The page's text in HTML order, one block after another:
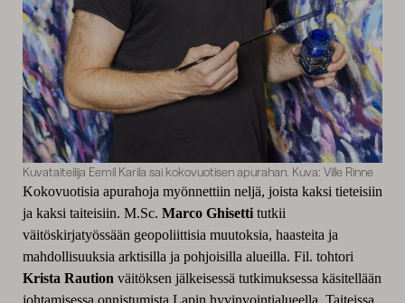
Kuvataiteilija Eemil Karila sai kokovuotisen apurahan. Kuva: Ville Rinne
Kokovuotisia apurahoja myönnettiin neljä, joista kaksi tieteisiin
ja kaksi taiteisiin. M.Sc. Marco Ghisettitutkii
väitöskirjatyössään geopoliittisia muutoksia, haasteita ja
mahdollisuuksia arktisilla ja pohjoisilla alueilla. Fil. tohtori
Krista Raution väitöksen jälkeisessä tutkimuksessa käsitellään
johtamisessa onnistumista Lapin hyvinvointialueella. Taiteissa